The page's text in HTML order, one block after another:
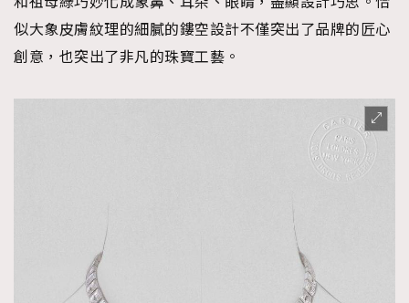
似大象皮膚紋理的細膩的鏤空設計不僅突出了品牌的匠心
創意，也突出了非凡的珠寶工藝。